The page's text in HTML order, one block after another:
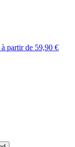
à partir de 59,90 €